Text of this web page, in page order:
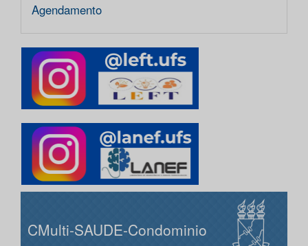
Agendamento
CMulti-SAUDE-Condominio